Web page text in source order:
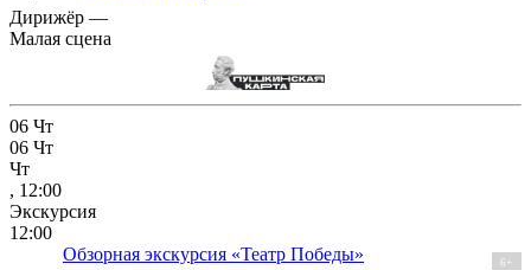
Дирижёр —
Малая сцена
06 Чт
06 Чт
Чт
, 12:00
Экскурсия
12:00
Обзорная экскурсия «Театр Победы»
6+